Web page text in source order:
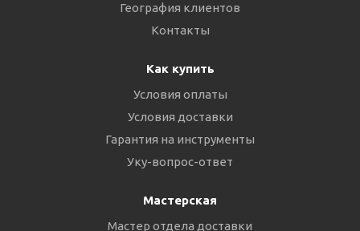
География клиентов
Контакты
Как купить
Условия оплаты
Условия доставки
Гарантия на инструменты
Уку-вопрос-ответ
Мастерская
Мастер отдела доставки